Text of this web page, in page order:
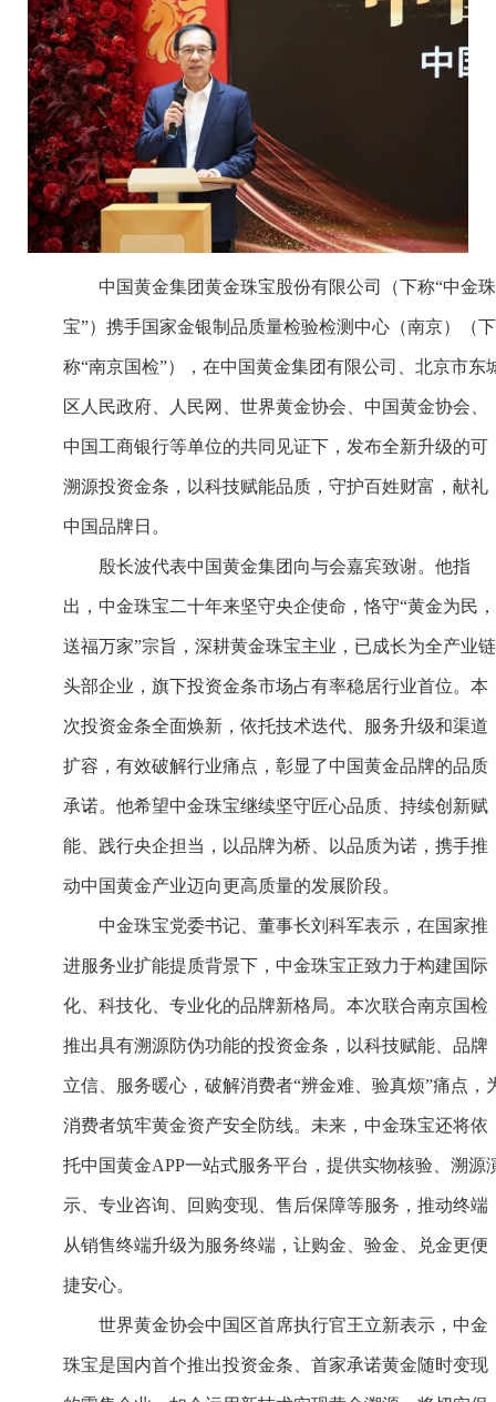
中国黄金集团黄金珠宝股份有限公司（下称“中金珠
宝”）携手国家金银制品质量检验检测中心（南京）（下
称“南京国检”），在中国黄金集团有限公司、北京市东
区人民政府、人民网、世界黄金协会、中国黄金协会、
中国工商银行等单位的共同见证下，发布全新升级的可
溯源投资金条，以科技赋能品质，守护百姓财富，献礼
中国品牌日。
殷长波代表中国黄金集团向与会嘉宾致谢。他指
出，中金珠宝二十年来坚守央企使命，恪守“黄金为民，
送福万家”宗旨，深耕黄金珠宝主业，已成长为全产业链
头部企业，旗下投资金条市场占有率稳居行业首位。本
次投资金条全面焕新，依托技术迭代、服务升级和渠道
扩容，有效破解行业痛点，彰显了中国黄金品牌的品质
承诺。他希望中金珠宝继续坚守匠心品质、持续创新赋
能、践行央企担当，以品牌为桥、以品质为诺，携手推
动中国黄金产业迈向更高质量的发展阶段。
中金珠宝党委书记、董事长刘科军表示，在国家推
进服务业扩能提质背景下，中金珠宝正致力于构建国际
化、科技化、专业化的品牌新格局。本次联合南京国检
推出具有溯源防伪功能的投资金条，以科技赋能、品牌
立信、服务暖心，破解消费者“辨金难、验真烦”痛点，
消费者筑牢黄金资产安全防线。未来，中金珠宝还将依
托中国黄金APP一站式服务平台，提供实物核验、溯源
示、专业咨询、回购变现、售后保障等服务，推动终端
从销售终端升级为服务终端，让购金、验金、兑金更便
捷安心。
世界黄金协会中国区首席执行官王立新表示，中金
珠宝是国内首个推出投资金条、首家承诺黄金随时变现